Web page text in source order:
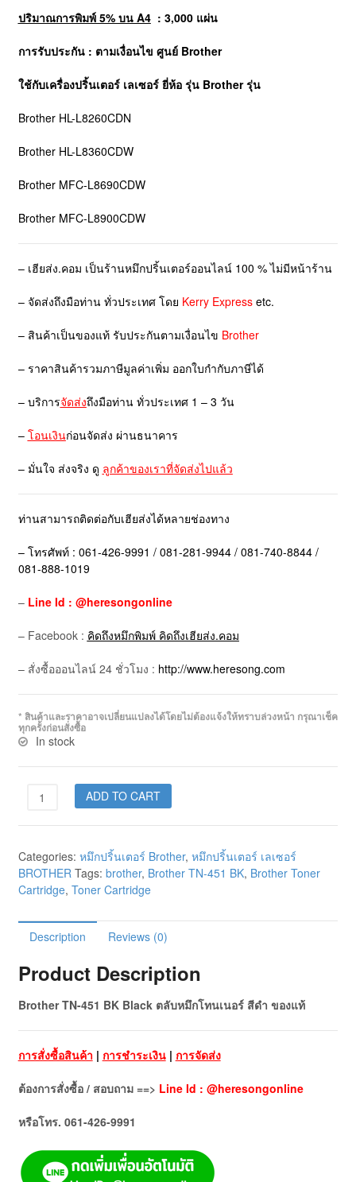
ปริมาณการพิมพ์ 5% บน A4: 3,000 แผ่น
การรับประกัน : ตามเงื่อนไข ศูนย์ Brother
ใช้กับเครื่องปริ้นเตอร์ เลเซอร์ ยี่ห้อ รุ่น Brother รุ่น
Brother HL-L8260CDN
Brother HL-L8360CDW
Brother MFC-L8690CDW
Brother MFC-L8900CDW
– เฮียส่ง.คอม เป็นร้านหมึกปริ้นเตอร์ออนไลน์ 100 % ไม่มีหน้าร้าน
– จัดส่งถึงมือท่าน ทั่วประเทศ โดย Kerry Expressetc.
– สินค้าเป็นของแท้ รับประกันตามเงื่อนไข Brother
– ราคาสินค้ารวมภาษีมูลค่าเพิ่ม ออกใบกำกับภาษีได้
– บริการจัดส่งถึงมือท่าน ทั่วประเทศ 1 – 3 วัน
– โอนเงินก่อนจัดส่ง ผ่านธนาคาร
– มั่นใจ ส่งจริง ดู ลูกค้าของเราที่จัดส่งไปแล้ว
ท่านสามารถติดต่อกับเฮียส่งได้หลายช่องทาง
– โทรศัพท์ : 061-426-9991 / 081-281-9944 / 081-740-8844 /
081-888-1019
– Line Id : @heresongonline
– Facebook : คิดถึงหมึกพิมพ์ คิดถึงเฮียส่ง.คอม
– สั่งซื้อออนไลน์ 24 ชั่วโมง : http://www.heresong.com
* สินค้าและราคาอาจเปลี่ยนแปลงได้โดยไม่ต้องแจ้งให้ทราบล่วงหน้า กรุณาเช็ค
ทุกครั้งก่อนสั่งซื้อ
In stock
ADD TO CART
Categories: หมึกปริ้นเตอร์ Brother, หมึกปริ้นเตอร์ เลเซอร์
BROTHER Tags: brother, Brother TN-451 BK, Brother Toner
Cartridge, Toner Cartridge
Description Reviews (0)
Product Description
Brother TN-451 BK Black ตลับหมึกโทนเนอร์ สีดำ ของแท้
การสั่งซื้อสินค้า | การชำระเงิน| การจัดส่ง
ต้องการสั่งซื้อ / สอบถาม ==> Line Id : @heresongonline
หรือโทร. 061-426-9991